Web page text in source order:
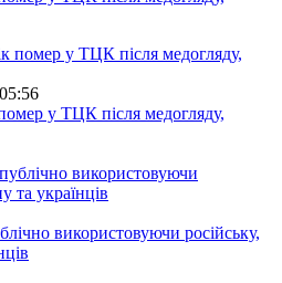
у ТЦК після медогляду,
використовуючи російську,